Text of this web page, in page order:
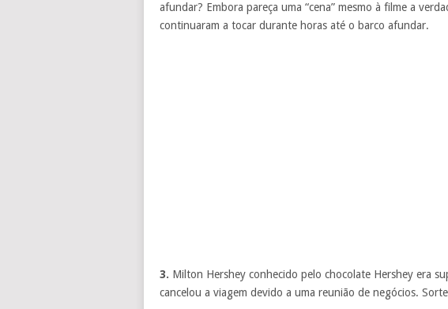
afundar? Embora pareça uma “cena” mesmo à filme a
continuaram a tocar durante horas até o barco afundar.
3. Milton Hershey conhecido pelo chocolate Hershey era
cancelou a viagem devido a uma reunião de negócios.